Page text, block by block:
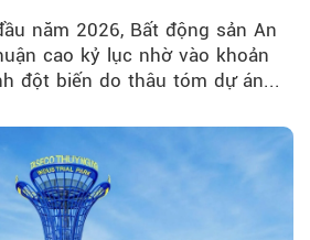
năm 2026, Bất động sản An
cao kỷ lục nhờ vào khoản
đột biến do thâu tóm dự án...